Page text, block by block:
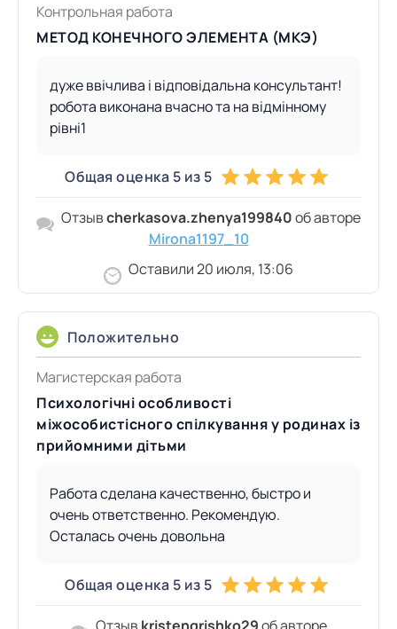
Общая оценка 5 из 5
Контрольная работа
МЕТОД КОНЕЧНОГО ЭЛЕМЕНТА (МКЭ)
дуже ввічлива і відповідальна консультант!
робота виконана вчасно та на відмінному
рівні1
Отзывcherkasova.zhenya199840об авторе
Mirona1197_10
Оставили 20 июля, 13:06
Положительно
Общая оценка 5 из 5
Магистерская работа
Психологічні особливості
міжособистісного спілкування у родинах із
прийомними дітьми
Работа сделана качественно, быстро и
очень ответственно. Рекомендую.
Осталась очень довольна